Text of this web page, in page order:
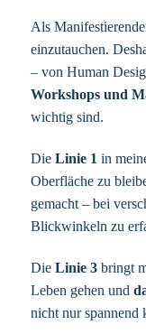
Als
einzutauchen.
– von Human
Workshops und
wichtig sind.
DieLinie 1 in
Oberfläche zu
gemacht – bei
Blickwinkeln zu
DieLinie 3 bringt
Leben gehen und
nicht nur